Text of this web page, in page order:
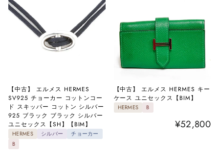
【中古】 エルメス HERMES
SV925 チョーカー コットンコー
ド スキッパー コットン シルバー
925 ブラック ブラック シルバー
ユニセックス【SH】【BIM】
HERMES シルバー
チョーカー
B
【中古】 エルメス HERMES キー
ケース ユニセックス【BIM】
HERMES B
¥52,800